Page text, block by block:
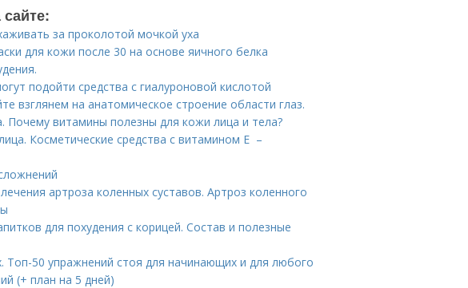
за проколотой мочкой уха
для кожи после 30 на основе яичного белка
подойти средства с гиалуроновой кислотой
взглянем на анатомическое строение области глаз.
Почему витамины полезны для кожи лица и тела?
Косметические средства с витамином Е –
артроза коленных суставов. Артроз коленного
для похудения с корицей. Состав и полезные
Топ-50 упражнений стоя для начинающих и для любого
(+ план на 5 дней)